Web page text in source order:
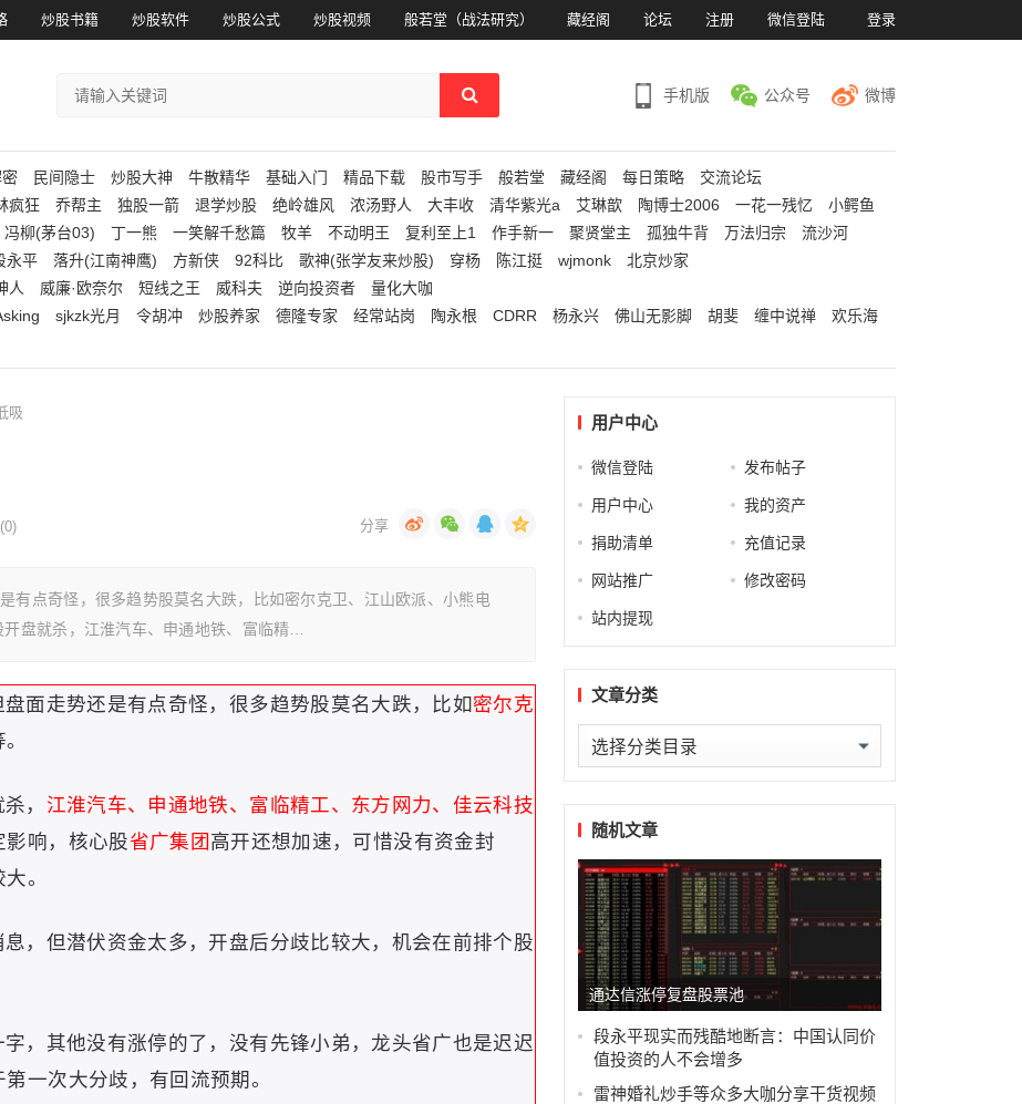
炒股书籍 炒股软件 炒股公式 炒股视频 般若堂（战法研究） 藏经阁 论坛 注册 微信登陆 登录
手机版 公众号 微博
民间隐士 炒股大神 牛散精华 基础入门 精品下载 股市写手 般若堂 藏经阁 每日策略
交流论坛
疯狂 乔帮主 独股一箭 退学炒股 绝岭雄风 浓汤野人 大丰收 清华紫光a 艾琳歆 陶博士2006 一花一残忆
小鳄鱼
冯柳(茅台03) 丁一熊 一笑解千愁篇 牧羊 不动明王 复利至上1 作手新一 聚贤堂主 孤独牛背 万法归宗
流沙河
永平 落升(江南神鹰) 方新侠 92科比 歌神(张学友来炒股) 穿杨 陈江挺 wjmonk
北京炒家
人 威廉·欧奈尔 短线之王 威科夫 逆向投资者
量化大咖
sjkzk光月 令胡冲 炒股养家 德隆专家 经常站岗 陶永根 CDRR 杨永兴 佛山无影脚 胡斐 缠中说禅
欢乐海
吸
有点奇怪，很多趋势股莫名大跌，比如密尔克卫、江山欧派、小熊电
盘就杀，江淮汽车、申通地铁、富临精…
面走势还是有点奇怪，很多趋势股莫名大跌，比如密尔克
， 江淮汽车、申通地铁、富临精工、东方网力、佳云科技
响，核心股省广集团高开还想加速，可惜没有资金封
。
，但潜伏资金太多，开盘后分歧比较大，机会在前排个股
，其他没有涨停的了，没有先锋小弟，龙头省广也是迟迟
一次大分歧，有回流预期。
用户中心
微信登陆 发布帖子
用户中心 我的资产
捐助清单 充值记录
网站推广 修改密码
站内提现
文章分类
文
章
类随机文章
通达信涨停复盘股票池
段永平现实而残酷地断言：中国认同价
值投资的人不会增多
雷神婚礼炒手等众多大咖分享干货视频